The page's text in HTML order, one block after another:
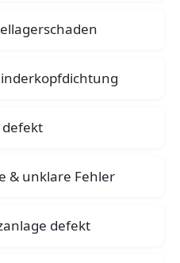
& unklare Fehler
defekt